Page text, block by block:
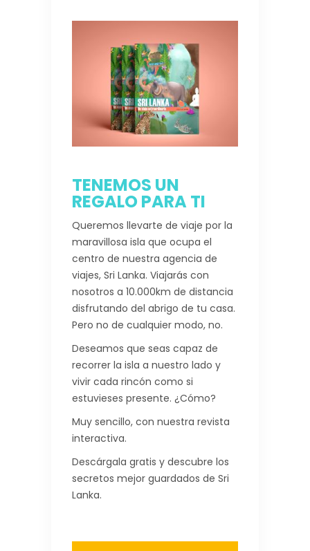
TENEMOS UN
REGALO PARA TI
Queremos llevarte de viaje por la
maravillosa isla que ocupa el
centro de nuestra agencia de
viajes, Sri Lanka. Viajarás con
nosotros a 10.000km de distancia
disfrutando del abrigo de tu casa.
Pero no de cualquier modo, no.
Deseamos que seas capaz de
recorrer la isla a nuestro lado y
vivir cada rincón como si
estuvieses presente. ¿Cómo?
Muy sencillo, con nuestra revista
interactiva.
Descárgala gratis y descubre los
secretos mejor guardados de Sri
Lanka.